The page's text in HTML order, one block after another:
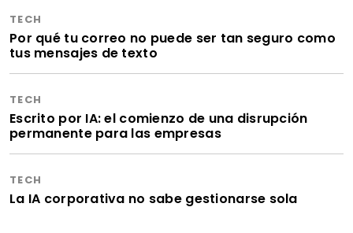
TECH
Por qué tu correo no puede ser tan seguro como
tus mensajes de texto
TECH
Escrito por IA: el comienzo de una disrupción
permanente para las empresas
TECH
La IA corporativa no sabe gestionarse sola